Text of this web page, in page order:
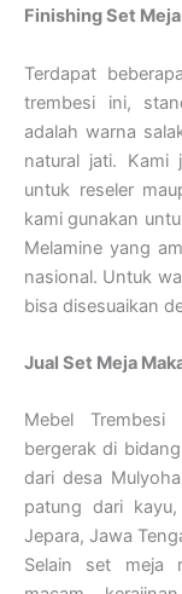
Finishing Set
Terdapat
trembesi ini,
adalah warna
natural jati. Kami
untuk reseler
kami gunakan
Melamine yang
nasional. Untuk
bisa disesuaikan
Jual Set Meja
Mebel Trembesi
bergerak di
dari desa
patung dari
Jepara, Jawa
Selain set meja